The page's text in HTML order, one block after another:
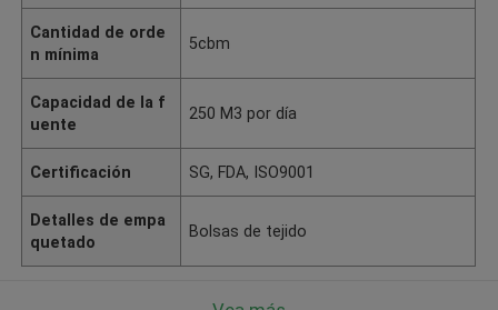
Cantidad de orde
n mínima
5cbm
Capacidad de la f
uente
250 M3 por día
Certificación SG, FDA, ISO9001
Detalles de empa
quetado
Bolsas de tejido